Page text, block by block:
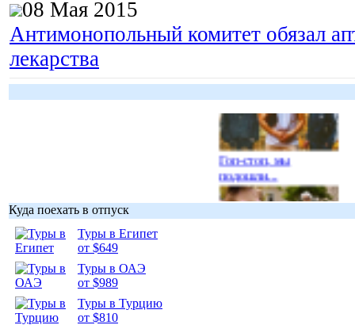
08 Мая 2015
Антимонопольный комитет обязал
лекарства
Гоп-стоп, мы
подошли...
Куда поехать в отпуск
Туры в Египет
от $649
Туры в ОАЭ
от $989
Туры в Турцию
от $810